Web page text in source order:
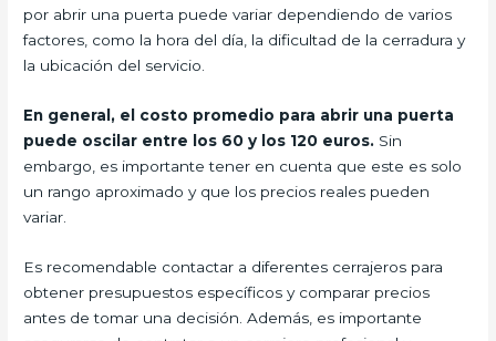
por abrir una puerta puede variar dependiendo de varios
factores, como la hora del día, la dificultad de la cerradura y
la ubicación del servicio.
En general, el costo promedio para abrir una puerta
puede oscilar entre los 60 y los 120 euros. Sin
embargo, es importante tener en cuenta que este es solo
un rango aproximado y que los precios reales pueden
variar.
Es recomendable contactar a diferentes cerrajeros para
obtener presupuestos específicos y comparar precios
antes de tomar una decisión. Además, es importante